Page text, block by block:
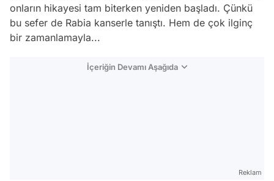
onların hikayesi tam biterken yeniden başladı. Çünkü
bu sefer de Rabia kanserle tanıştı. Hem de çok ilginç
bir zamanlamayla...
İçeriğin Devamı Aşağıda
Reklam